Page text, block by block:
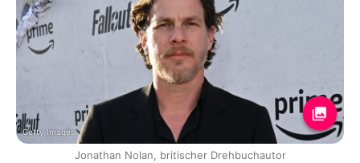
Getty Images
Jonathan Nolan, britischer Drehbuchautor